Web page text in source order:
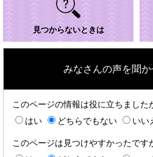
見つからないときは
みなさんの声を聞
このページの情報は役に立ちました
はい
どちらでもない いい
このページは見つけやすかったです